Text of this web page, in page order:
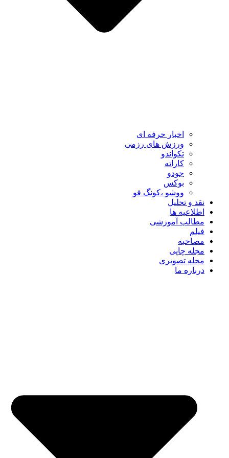
اخبار حرفه ای
ورزش های رزمی
تکواندو
کاراته
جودو
بوکس
ووشو ،کونگ فو
نقد و تحلیل
اطلاعیه ها
مطالب آموزشی
فیلم
مصاحبه
مجله چاپی
مجله تصویری
درباره ما